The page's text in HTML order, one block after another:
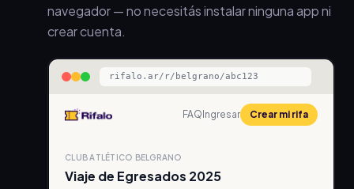
navegador — no necesitás instalar ninguna app ni
crear cuenta.
rifalo.ar/r/belgrano/abc123
FAQ Ingresar Crear mi rifa
CLUB ATLÉTICO BELGRANO
Viaje de Egresados 2025